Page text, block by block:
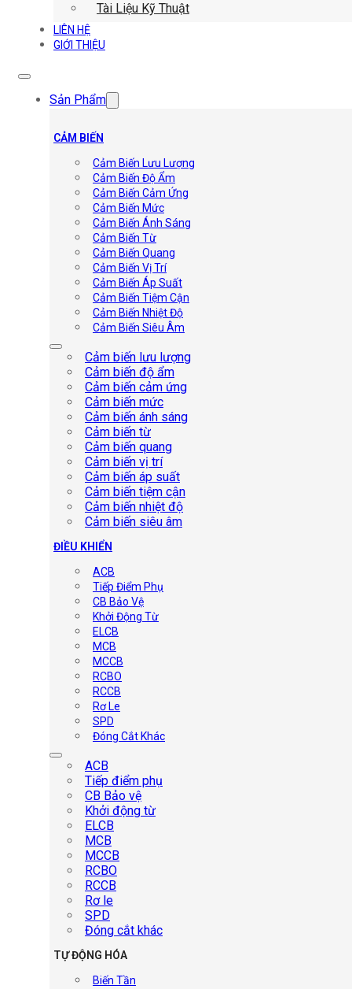
Tài Liệu Kỹ Thuật
LIÊN HỆ
GIỚI THIỆU
Sản Phẩm
CẢM BIẾN
Cảm Biến Lưu Lượng
Cảm Biến Độ Ẩm
Cảm Biến Cảm Ứng
Cảm Biến Mức
Cảm Biến Ánh Sáng
Cảm Biến Từ
Cảm Biến Quang
Cảm Biến Vị Trí
Cảm Biến Áp Suất
Cảm Biến Tiệm Cận
Cảm Biến Nhiệt Độ
Cảm Biến Siêu Âm
Cảm biến lưu lượng
Cảm biến độ ẩm
Cảm biến cảm ứng
Cảm biến mức
Cảm biến ánh sáng
Cảm biến từ
Cảm biến quang
Cảm biến vị trí
Cảm biến áp suất
Cảm biến tiệm cận
Cảm biến nhiệt độ
Cảm biến siêu âm
ĐIỀU KHIỂN
ACB
Tiếp Điểm Phụ
CB Bảo Vệ
Khởi Động Từ
ELCB
MCB
MCCB
RCBO
RCCB
Rơ Le
SPD
Đóng Cắt Khác
ACB
Tiếp điểm phụ
CB Bảo vệ
Khởi động từ
ELCB
MCB
MCCB
RCBO
RCCB
Rơ le
SPD
Đóng cắt khác
TỰ ĐỘNG HÓA
Biến Tần